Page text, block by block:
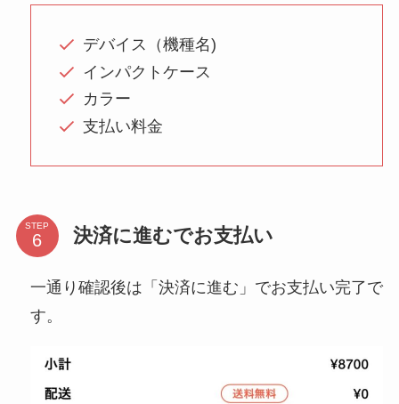
デバイス（機種名)
インパクトケース
カラー
支払い料金
STEP 決済に進むでお支払い
一通り確認後は「決済に進む」でお支払い完了で
す。